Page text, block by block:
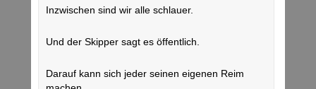
Inzwischen sind wir alle schlauer.
Und der Skipper sagt es öffentlich.
Darauf kann sich jeder seinen eigenen Reim